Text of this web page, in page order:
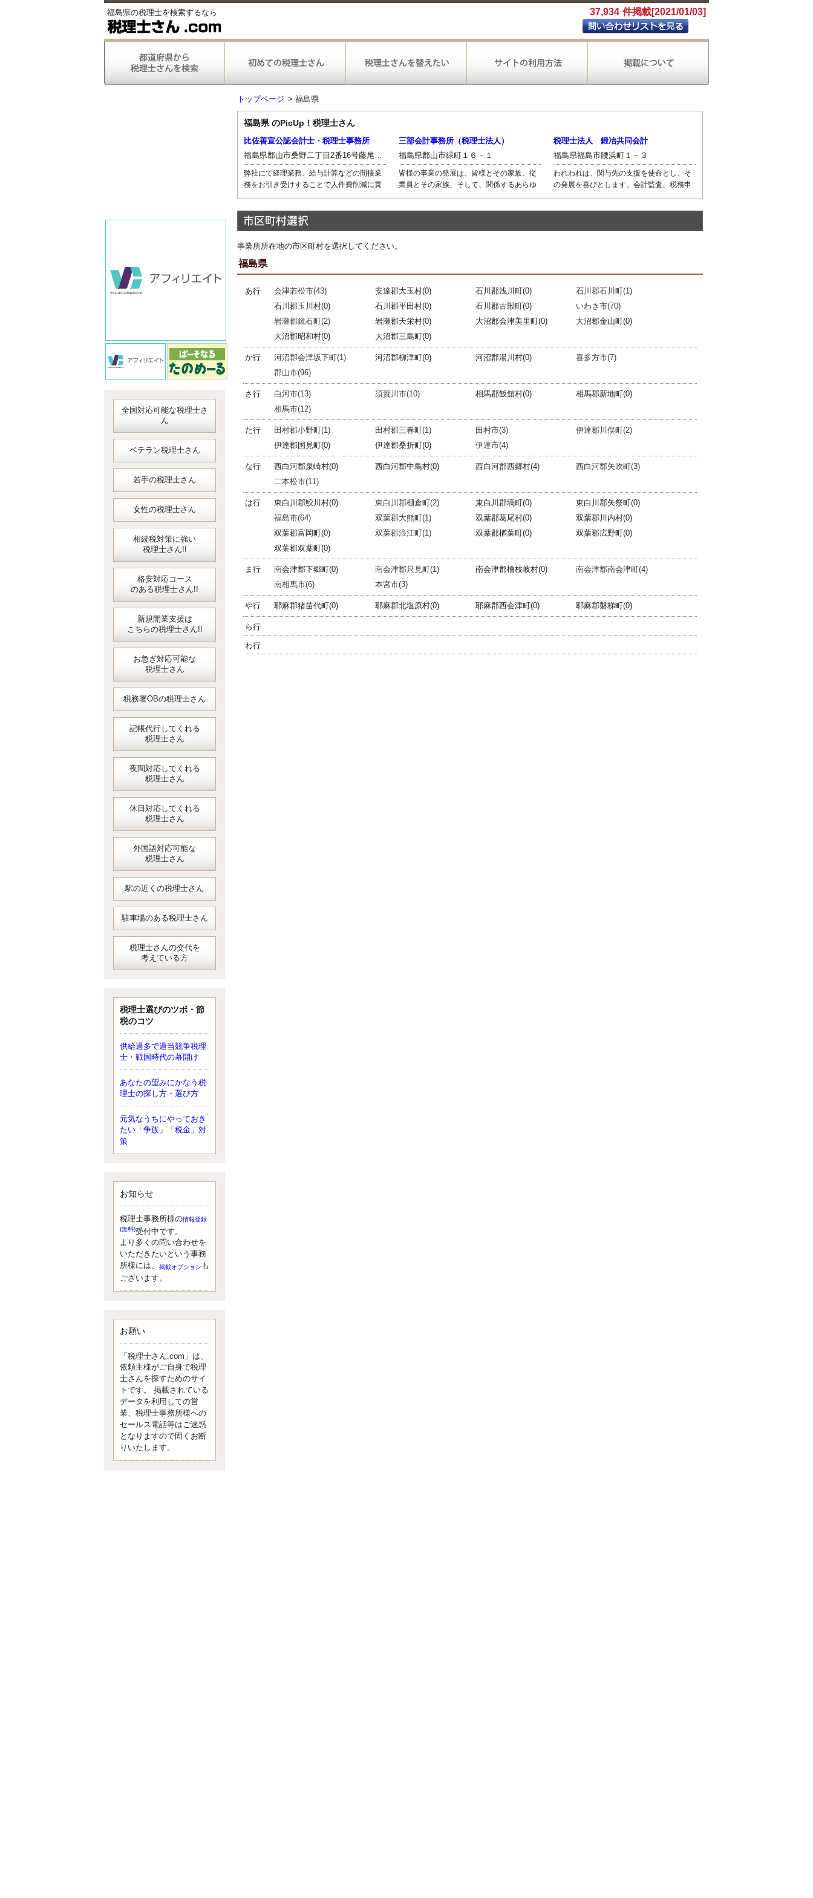
福島県の税理士を検索するなら 37,934 件掲載[2021/01/03]
全国対応可能な税理士さ
ん
ベテラン税理士さん
若手の税理士さん
女性の税理士さん
相続税対策に強い
税理士さん!!
格安対応コース
のある税理士さん!!
新規開業支援は
こちらの税理士さん!!
お急ぎ対応可能な
税理士さん
税務署OBの税理士さん
記帳代行してくれる
税理士さん
夜間対応してくれる
税理士さん
休日対応してくれる
税理士さん
外国語対応可能な
税理士さん
駅の近くの税理士さん
駐車場のある税理士さん
税理士さんの交代を
考えている方
税理士選びのツボ・節
税のコツ
供給過多で過当競争税理
士・戦国時代の幕開け
あなたの望みにかなう税
理士の探し方・選び方
元気なうちにやっておき
たい「争族」「税金」対
策
お知らせ
税理士事務所様の情報登録
(無料)受付中です。
より多くの問い合わせを
いただきたいという事務
所様には、
掲載オプション も
ございます。
お願い
「税理士さん.com」は、
依頼主様がご自身で税理
士さんを探すためのサイ
トです。 掲載されている
データを利用しての営
業、税理士事務所様への
セールス電話等はご迷惑
となりますので固くお断
りいたします。
トップページ > 福島県
福島県 のPicUp！税理士さん
比佐善宣公認会計士・税理士事務所
福島県郡山市桑野二丁目2番16号藤尾ビル1階
弊社にて経理業務、給与計算などの間接業
務をお引き受けすることで人件費削減に貢
を提供することで中小企業の経営を全面的
にバックアップ致します。
三部会計事務所（税理士法人）
福島県郡山市緑町１６－１
皆様の事業の発展は、皆様とその家族、従
業員とその家族、そして、関係するあらゆ
価値を感じ、自分と家族、仲間の生活をさ
税理士法人 鍛冶共同会計
福島県福島市腰浜町１－３
われわれは、関与先の支援を使命とし、そ
の発展を喜びとします。会計監査、税務申
いたします。
事業所所在地の市区町村を選択してください。
福島県
あ行 会津若松市(43) 安達郡大玉村(0) 石川郡浅川町(0)
石川郡石川町(1)
石川郡玉川村(0)
石川郡平田村(0) 石川郡古殿町(0)
いわき市(70)
岩瀬郡鏡石町(2)
岩瀬郡天栄村(0) 大沼郡会津美里町(0)
大沼郡金山町(0)
大沼郡昭和村(0)
大沼郡三島町(0)
か行 河沼郡会津坂下町(1) 河沼郡柳津町(0) 河沼郡湯川村(0)
喜多方市(7)
郡山市(96)
さ行 白河市(13) 須賀川市(10) 相馬郡飯舘村(0)
相馬郡新地町(0)
相馬市(12)
た行 田村郡小野町(1) 田村郡三春町(1) 田村市(3)
伊達郡川俣町(2)
伊達郡国見町(0)
伊達郡桑折町(0) 伊達市(4)
な行 西白河郡泉崎村(0) 西白河郡中島村(0) 西白河郡西郷村(4)
西白河郡矢吹町(3)
二本松市(11)
は行 東白川郡鮫川村(0) 東白川郡棚倉町(2) 東白川郡塙町(0)
東白川郡矢祭町(0)
福島市(64)
双葉郡大熊町(1) 双葉郡葛尾村(0)
双葉郡川内村(0)
双葉郡富岡町(0)
双葉郡浪江町(1) 双葉郡楢葉町(0)
双葉郡広野町(0)
双葉郡双葉町(0)
ま行 南会津郡下郷町(0) 南会津郡只見町(1) 南会津郡檜枝岐村(0)
南会津郡南会津町(4)
南相馬市(6)
本宮市(3)
や行 耶麻郡猪苗代町(0) 耶麻郡北塩原村(0) 耶麻郡西会津町(0) 耶麻郡磐梯町(0)
ら行
わ行